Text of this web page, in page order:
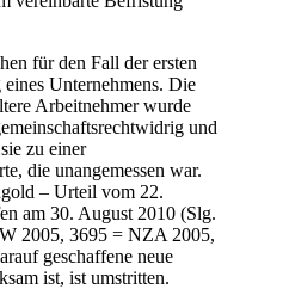
für den Fall der ersten
Unternehmens. Die
Arbeitnehmer wurde
und
zu einer
die unangemessen war.
– Urteil vom 22.
am 30. August 2010 (Slg.
2005, 3695 = NZA 2005,
geschaffene neue
ist, ist umstritten.